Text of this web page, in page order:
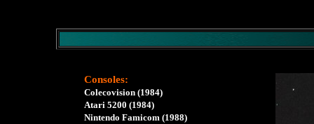
Consoles:
Colecovision (1984)
Atari 5200 (1984)
Nintendo Famicom (1988)